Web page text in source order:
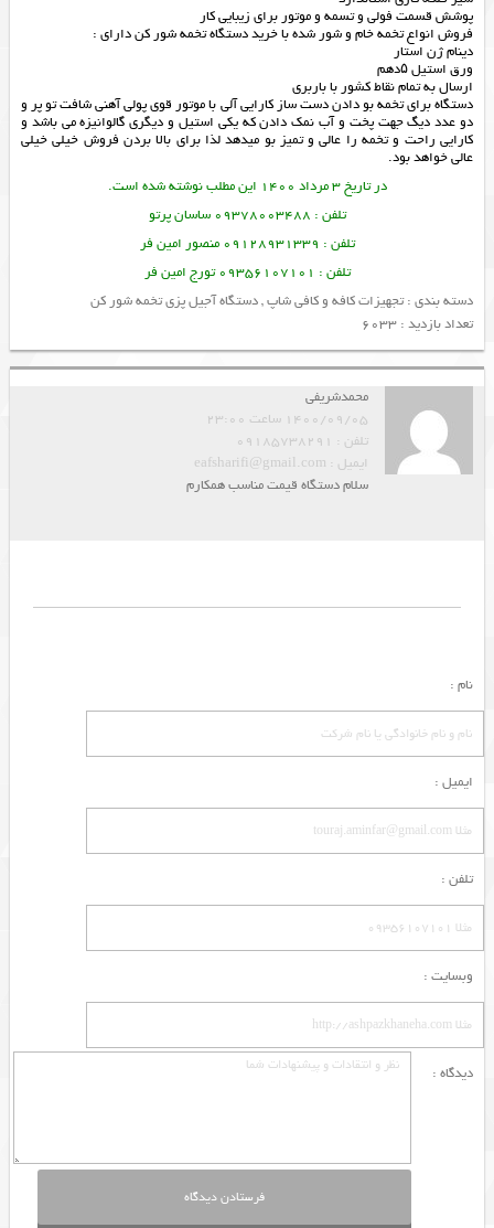
پوشش قسمت فولی و تسمه و موتور برای زیبایی کار
فروش انواع تخمه خام و شور شده با خرید دستگاه تخمه شور کن دارای :
دینام ژن استار
ورق استیل ۵دهم
ارسال به تمام نقاط کشور با باربری
دستگاه برای تخمه بو دادن دست ساز کارایی آلی با موتور قوی پولی آهنی شافت تو پر و
دو عدد دیگ جهت پخت و آب نمک دادن که یکی استیل و دیگری گالوانیزه می باشد و
کارایی راحت و تخمه را عالی و تمیز بو میدهد لذا برای بالا بردن فروش خیلی خیلی
عالی خواهد بود.
در تاریخ 3 مرداد 1400 این مطلب نوشته شده است.
تلفن : 09378003488 ساسان پرتو
تلفن : 09128931339 منصور امین فر
تلفن : 09356107101 تورج امین فر
دسته بندی :تجهیزات کافه و کافی شاپ,دستگاه آجیل پزی تخمه شور کن
تعداد بازدید : 6033
محمدشریفی
1400/09/05 ساعت 23:00
تلفن : 09185738291
ایمیل : eafsharifi@gmail.com
سلام دستگاه قیمت مناسب همکارم
نام :
ایمیل :
تلفن :
وبسایت :
دیدگاه :